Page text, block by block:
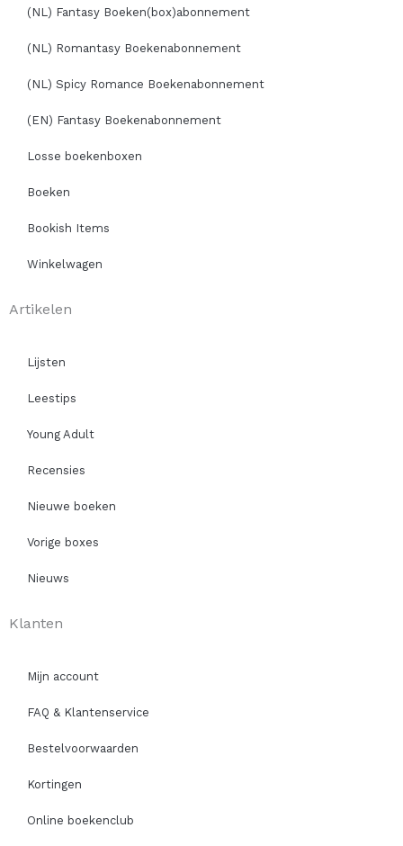
(NL) Fantasy Boeken(box)abonnement
(NL) Romantasy Boekenabonnement
(NL) Spicy Romance Boekenabonnement
(EN) Fantasy Boekenabonnement
Losse boekenboxen
Boeken
Bookish Items
Winkelwagen
Artikelen
Lijsten
Leestips
Young Adult
Recensies
Nieuwe boeken
Vorige boxes
Nieuws
Klanten
Mijn account
FAQ & Klantenservice
Bestelvoorwaarden
Kortingen
Online boekenclub